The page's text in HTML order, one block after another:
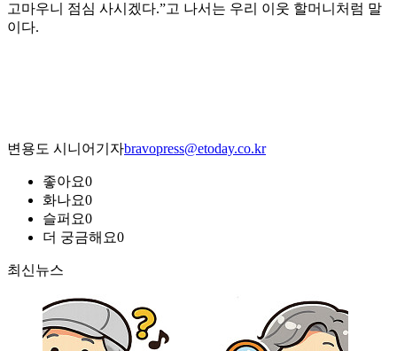
고마우니 점심 사시겠다.”고 나서는 우리 이웃 할머니처럼 말
이다.
변용도 시니어기자bravopress@etoday.co.kr
좋아요0
화나요0
슬퍼요0
더 궁금해요0
최신뉴스